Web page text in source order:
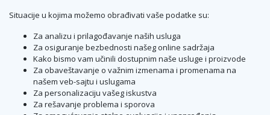
Situacije u kojima možemo obrađivati vaše podatke su:
Za analizu i prilagođavanje naših usluga
Za osiguranje bezbednosti našeg online sadržaja
Kako bismo vam učinili dostupnim naše usluge i proizvode
Za obaveštavanje o važnim izmenama i promenama na
našem veb-sajtu i uslugama
Za personalizaciju vašeg iskustva
Za rešavanje problema i sporova